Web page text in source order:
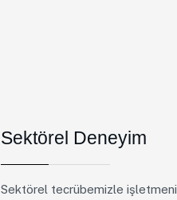
Sektörel Deneyim
Sektörel tecrübemizle